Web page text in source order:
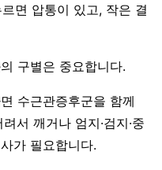
면 압통이 있고, 작은 결
구별은 중요합니다.
수근관증후군을 함께
서 깨거나 엄지·검지·중
가 필요합니다.